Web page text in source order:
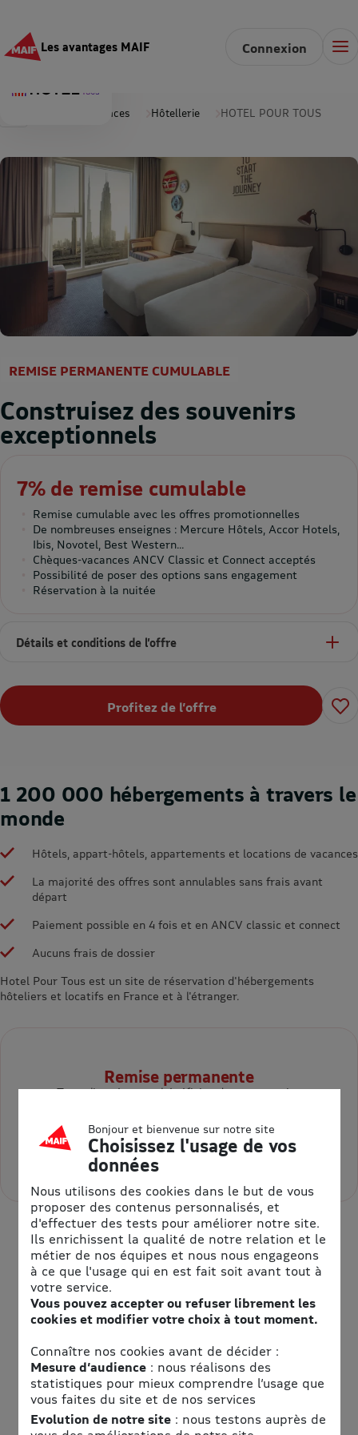
Les avantages MAIF Connexion
Vacances Hôtellerie HOTEL POUR TOUS
1 200 000 hébergements à travers le
monde
Hôtels, appart-hôtels, appartements et locations de vacances
La majorité des offres sont annulables sans frais avant
départ
Paiement possible en 4 fois et en ANCV classic et connect
Aucuns frais de dossier
Hotel Pour Tous est un site de réservation d'hébergements
hôteliers et locatifs en France et à l'étranger.
REMISE PERMANENTE CUMULABLE
Construisez des souvenirs
exceptionnels
7% de remise cumulable
Remise cumulable avec les offres promotionnelles
De nombreuses enseignes : Mercure Hôtels, Accor Hotels,
Ibis, Novotel, Best Western...
Chèques-vacances ANCV Classic et Connect acceptés
Possibilité de poser des options sans engagement
Réservation à la nuitée
Détails et conditions de l’offre
Profitez de l’offre
Remise permanente
Toute l'année, vous bénéficiez de votre remise
avec les promotions en cours
Elle est pas belle la vie ?
Vous faites des économies substantielles :)
HOTEL POUR TOUS
Construisez des souvenirs
exceptionnels
Bonjour et bienvenue sur notre site
Choisissez l'usage de vos
données
Nous utilisons des cookies dans le but de vous
proposer des contenus personnalisés, et
d'effectuer des tests pour améliorer notre site.
Ils enrichissent la qualité de notre relation et le
métier de nos équipes et nous nous engageons
à ce que l'usage qui en est fait soit avant tout à
votre service.
Vous pouvez accepter ou refuser librement les
cookies et modifier votre choix à tout moment.
Connaître nos cookies avant de décider :
Mesure d’audience: nous réalisons des
statistiques pour mieux comprendre l’usage que
vous faites du site et de nos services
Evolution de notre site: nous testons auprès de